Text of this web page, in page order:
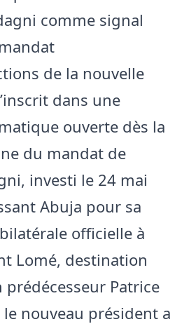
comme signal
de la nouvelle
dans une
ouverte dès la
du mandat de
investi le 24 mai
Abuja pour sa
officielle à
Lomé, destination
Patrice
le nouveau président a